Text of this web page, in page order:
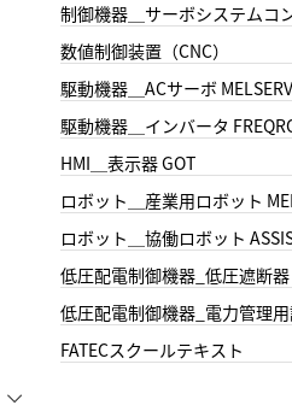
制御機器＿サーボシステムコ
数値制御装置（CNC）
駆動機器＿ACサーボ
駆動機器＿インバータ
HMI＿表示器 GOT
ロボット＿産業用ロボット
ロボット＿協働ロボット
低圧配電制御機器_低圧遮断器
低圧配電制御機器_電力管理
FATECスクールテキスト